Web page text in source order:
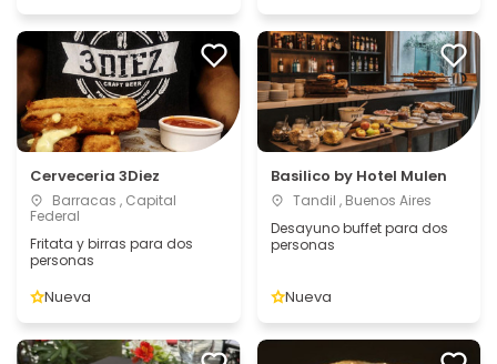
Cerveceria 3Diez
Barracas , Capital
Federal
Fritata y birras para dos
personas
Nueva
Basilico by Hotel Mulen
Tandil , Buenos Aires
Desayuno buffet para dos
personas
Nueva